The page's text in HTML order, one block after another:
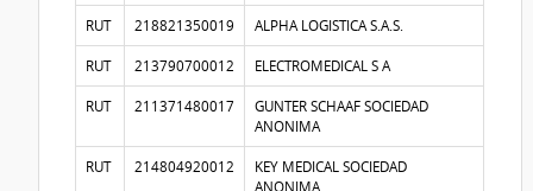
RUT 218821350019 ALPHA LOGISTICA S.A.S.
RUT 213790700012 ELECTROMEDICAL S A
RUT 211371480017
GUNTER SCHAAF SOCIEDAD
ANONIMA
RUT 214804920012
KEY MEDICAL SOCIEDAD
ANONIMA